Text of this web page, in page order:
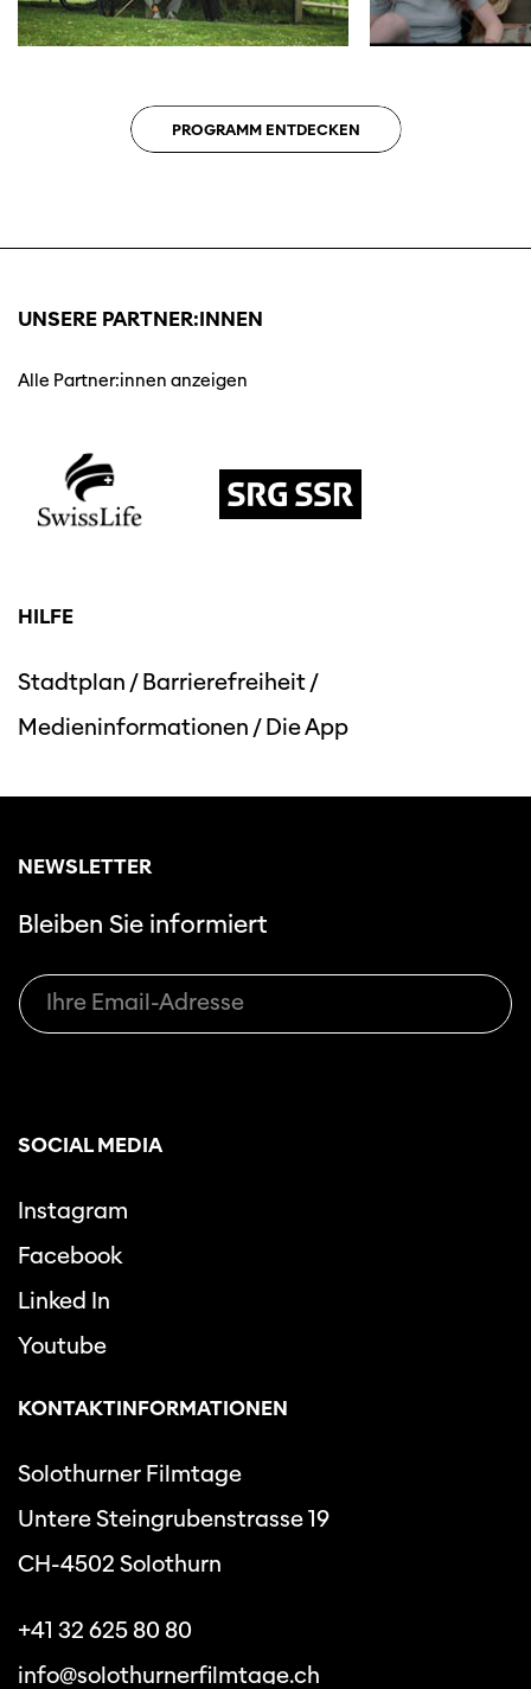
PROGRAMM ENTDECKEN
UNSERE PARTNER:INNEN
Alle Partner:innen anzeigen
HILFE
Stadtplan /Barrierefreiheit/
Medieninformationen /Die App
NEWSLETTER
Bleiben Sie informiert
SOCIAL MEDIA
Instagram
Facebook
Linked In
Youtube
KONTAKTINFORMATIONEN
Solothurner Filmtage
Untere Steingrubenstrasse 19
CH-4502 Solothurn
+41 32 625 80 80
info@solothurnerfilmtage.ch